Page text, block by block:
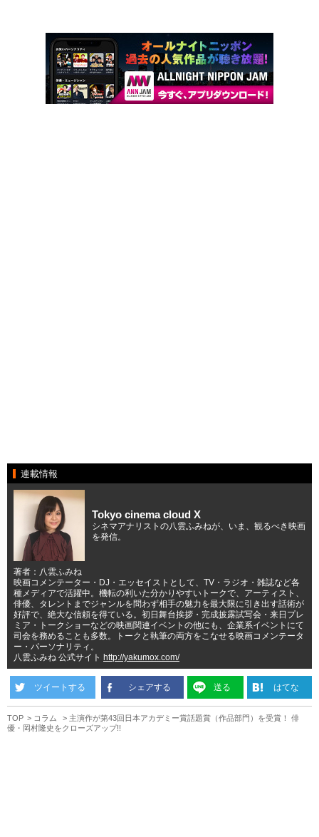
連載情報
Tokyo cinema cloud X
シネマアナリストの八雲ふみねが、いま、観るべき映画
を発信。
著者：八雲ふみね
映画コメンテーター・DJ・エッセイストとして、TV・ラジオ・雑誌など各
種メディアで活躍中。機転の利いた分かりやすいトークで、アーティスト、
俳優、タレントまでジャンルを問わず相手の魅力を最大限に引き出す話術が
好評で、絶大な信頼を得ている。初日舞台挨拶・完成披露試写会・来日プレ
ミア・トークショーなどの映画関連イベントの他にも、企業系イベントにて
司会を務めることも多数。トークと執筆の両方をこなせる映画コメンテータ
ー・パーソナリティ。
八雲ふみね 公式サイト
http://yakumox.com/
ツイートする シェアする 送る はてな
TOP コラム
主演作が第43回日本アカデミー賞話題賞（作品部門）を受賞！ 俳
優・岡村隆史をクローズアップ!!